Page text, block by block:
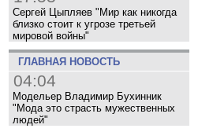
Сергей Цыпляев "Мир как никогда
близко стоит к угрозе третьей
мировой войны"
ГЛАВНАЯ НОВОСТЬ
04:04
Модельер Владимир Бухинник
"Мода это страсть мужественных
людей"